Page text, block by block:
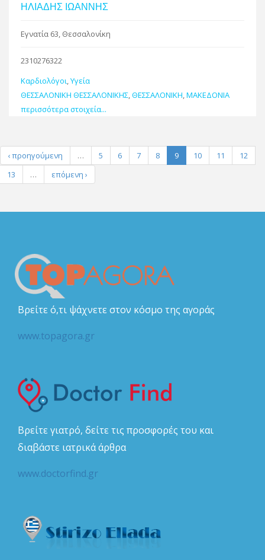
ΗΛΙΑΔΗΣ ΙΩΑΝΝΗΣ
Εγνατία 63, Θεσσαλονίκη
2310276322
Καρδιολόγοι,Υγεία
ΘΕΣΣΑΛΟΝΙΚΗ ΘΕΣΣΑΛΟΝΙΚΗΣ,ΘΕΣΣΑΛΟΝΙΚΗ,ΜΑΚΕΔΟΝΙΑ
περισσότερα στοιχεία...
‹ προηγούμενη … 5 6 7 8 9 10 11
12
13
… επόμενη ›
Βρείτε ό,τι ψάχνετε στον κόσμο της αγοράς
www.topagora.gr
Βρείτε γιατρό, δείτε τις προσφορές του και
διαβάστε ιατρικά άρθρα
www.doctorfind.gr